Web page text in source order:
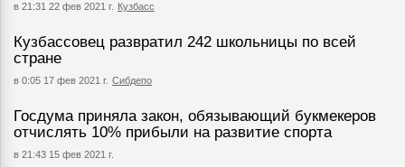
в 21:31 22 фев 2021 г. Кузбасс
Кузбассовец развратил 242 школьницы по всей
стране
в 0:05 17 фев 2021 г. Сибдепо
Госдума приняла закон, обязывающий букмекеров
отчислять 10% прибыли на развитие спорта
в 21:43 15 фев 2021 г.